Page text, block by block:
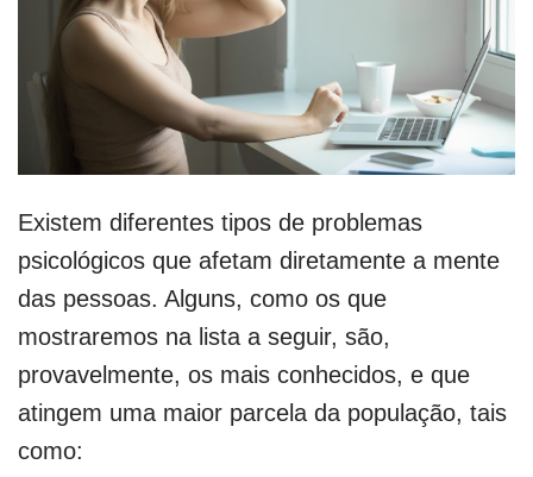
Existem diferentes tipos de problemas
psicológicos que afetam diretamente a mente
das pessoas. Alguns, como os que
mostraremos na lista a seguir, são,
provavelmente, os mais conhecidos, e que
atingem uma maior parcela da população, tais
como: